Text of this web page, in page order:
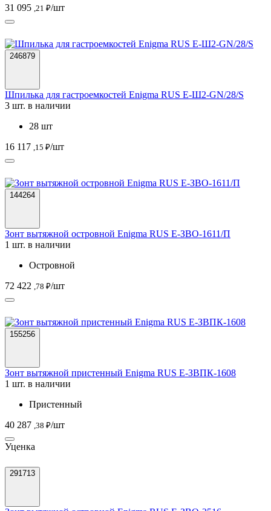
31 095 ,21 ₽/шт
246879
Шпилька для гастроемкостей Enigma RUS Е-Ш2-GN/28/S
3 шт. в наличии
28 шт
16 117 ,15 ₽/шт
144264
Зонт вытяжной островной Enigma RUS Е-ЗВО-1611/П
1 шт. в наличии
Островной
72 422 ,78 ₽/шт
155256
Зонт вытяжной пристенный Enigma RUS Е-ЗВПК-1608
1 шт. в наличии
Пристенный
40 287 ,38 ₽/шт
Уценка
291713